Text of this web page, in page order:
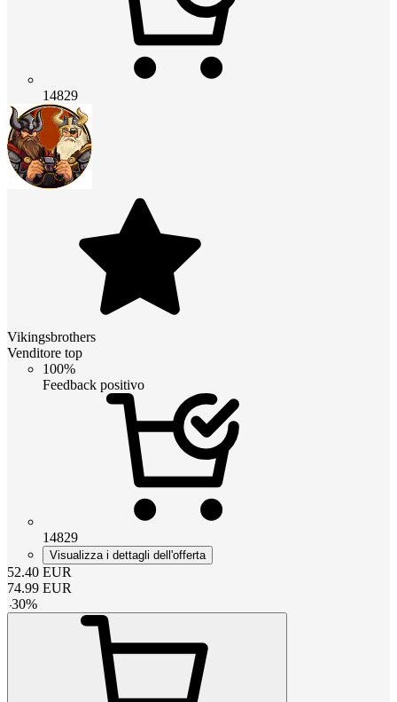
14829
Vikingsbrothers
Venditore top
100%
Feedback positivo
14829
Visualizza i dettagli dell'offerta
52.40 EUR
74.99 EUR
-30%